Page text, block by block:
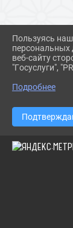
Пользуясь
персональных
веб-сайту
"Госуслуги",
Подробнее